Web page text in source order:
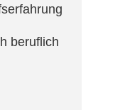
beruflich